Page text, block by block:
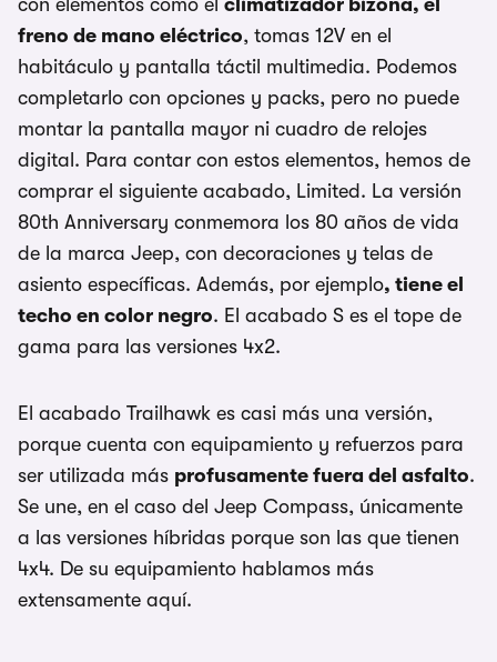
con elementos como el climatizador bizona, el
freno de mano eléctrico, tomas 12V en el
habitáculo y pantalla táctil multimedia. Podemos
completarlo con opciones y packs, pero no puede
montar la pantalla mayor ni cuadro de relojes
digital. Para contar con estos elementos, hemos de
comprar el siguiente acabado, Limited. La versión
80th Anniversary conmemora los 80 años de vida
de la marca Jeep, con decoraciones y telas de
asiento específicas. Además, por ejemplo, tiene el
techo en color negro. El acabado S es el tope de
gama para las versiones 4x2.
El acabado Trailhawk es casi más una versión,
porque cuenta con equipamiento y refuerzos para
ser utilizada más profusamente fuera del asfalto.
Se une, en el caso del Jeep Compass, únicamente
a las versiones híbridas porque son las que tienen
4x4. De su equipamiento hablamos más
extensamente aquí.